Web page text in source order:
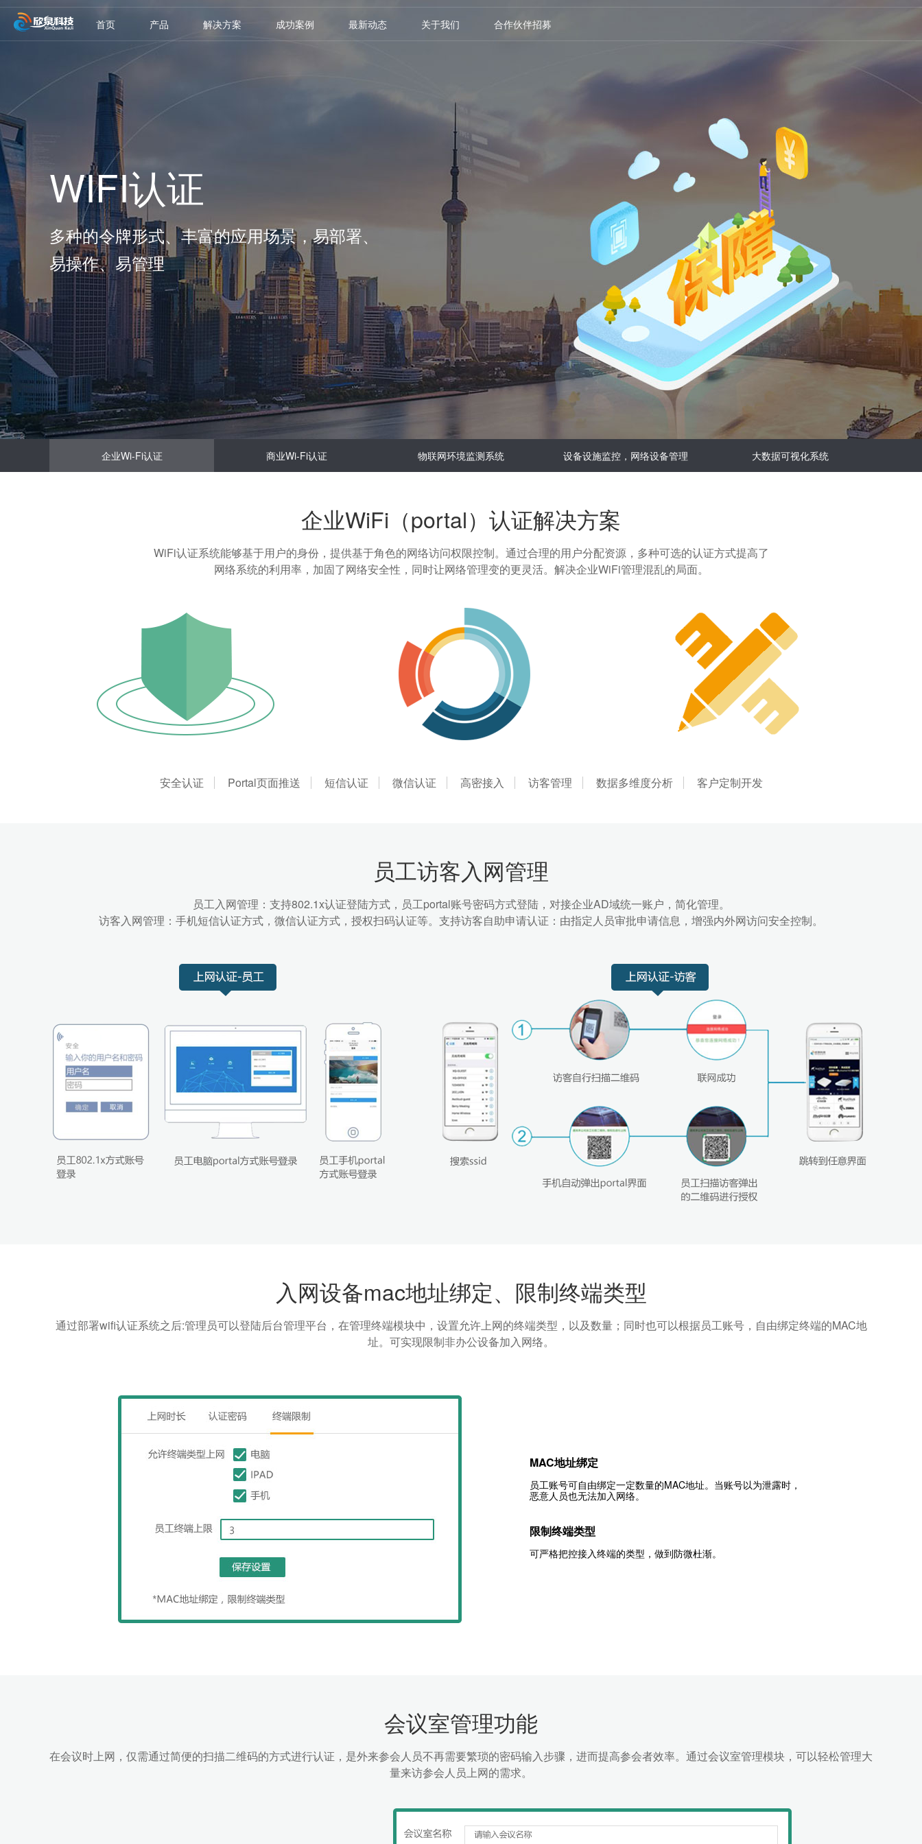
首页 产品 解决方案 成功案例 最新动态 关于我们 合作伙伴招募
WIFI认证
多种的令牌形式、丰富的应用场景，易部署、
易操作、易管理
企业Wi-Fi认证 商业Wi-Fi认证 物联网环境监测系统 设备设施监控，网络设备管理 大数据可视化系统
企业WiFi（portal）认证解决方案
WiFi认证系统能够基于用户的身份，提供基于角色的网络访问权限控制。通过合理的用户分配资源，多种可选的认证方式提高了
网络系统的利用率，加固了网络安全性，同时让网络管理变的更灵活。解决企业WiFi管理混乱的局面。
安全认证 Portal页面推送 短信认证 微信认证 高密接入 访客管理 数据多维度分析 客户定制开发
员工访客入网管理
员工入网管理：支持802.1x认证登陆方式，员工portal账号密码方式登陆，对接企业AD域统一账户，简化管理。
访客入网管理：手机短信认证方式，微信认证方式，授权扫码认证等。支持访客自助申请认证：由指定人员审批申请信息，增强内外网访问安全控制。
入网设备mac地址绑定、限制终端类型
通过部署wifi认证系统之后:管理员可以登陆后台管理平台，在管理终端模块中，设置允许上网的终端类型，以及数量；同时也可以根据员工账号，自由绑定终端的MAC地
址。可实现限制非办公设备加入网络。
MAC地址绑定
员工账号可自由绑定一定数量的MAC地址。当账号以为泄露时，
恶意人员也无法加入网络。
限制终端类型
可严格把控接入终端的类型，做到防微杜渐。
会议室管理功能
在会议时上网，仅需通过简便的扫描二维码的方式进行认证，是外来参会人员不再需要繁琐的密码输入步骤，进而提高参会者效率。通过会议室管理模块，可以轻松管理大
量来访参会人员上网的需求。